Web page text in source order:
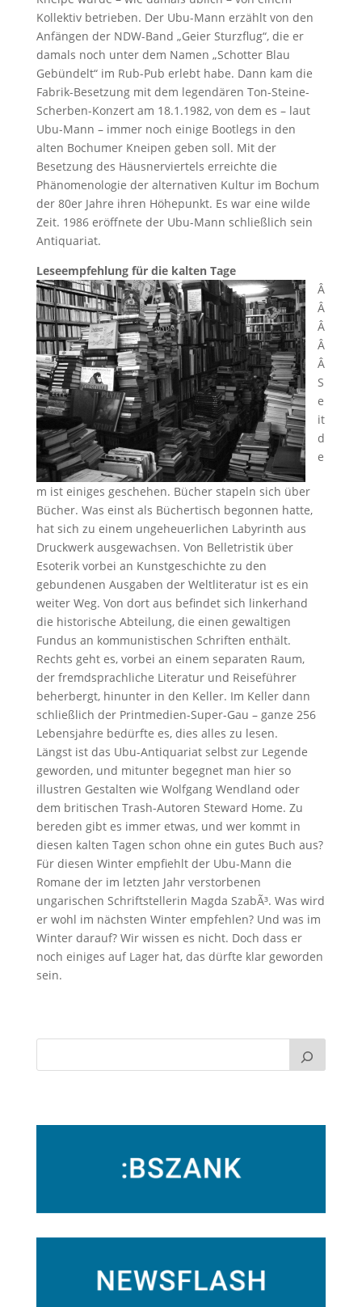
Kollektiv betrieben. Der Ubu-Mann erzählt von den
Anfängen der NDW-Band „Geier Sturzflug“, die er
damals noch unter dem Namen „Schotter Blau
Gebündelt“ im Rub-Pub erlebt habe. Dann kam die
Fabrik-Besetzung mit dem legendären Ton-Steine-
Scherben-Konzert am 18.1.1982, von dem es – laut
Ubu-Mann – immer noch einige Bootlegs in den
alten Bochumer Kneipen geben soll. Mit der
Besetzung des Häusnerviertels erreichte die
Phänomenologie der alternativen Kultur im Bochum
der 80er Jahre ihren Höhepunkt. Es war eine wilde
Zeit. 1986 eröffnete der Ubu-Mann schließlich sein
Antiquariat.
Leseempfehlung für die kalten Tage
Â
Â
Â
Â
Â
S
e
it
d
e
m ist einiges geschehen. Bücher stapeln sich über
Bücher. Was einst als Büchertisch begonnen hatte,
hat sich zu einem ungeheuerlichen Labyrinth aus
Druckwerk ausgewachsen. Von Belletristik über
Esoterik vorbei an Kunstgeschichte zu den
gebundenen Ausgaben der Weltliteratur ist es ein
weiter Weg. Von dort aus befindet sich linkerhand
die historische Abteilung, die einen gewaltigen
Fundus an kommunistischen Schriften enthält.
Rechts geht es, vorbei an einem separaten Raum,
der fremdsprachliche Literatur und Reiseführer
beherbergt, hinunter in den Keller. Im Keller dann
schließlich der Printmedien-Super-Gau – ganze 256
Lebensjahre bedürfte es, dies alles zu lesen.
Längst ist das Ubu-Antiquariat selbst zur Legende
geworden, und mitunter begegnet man hier so
illustren Gestalten wie Wolfgang Wendland oder
dem britischen Trash-Autoren Steward Home. Zu
bereden gibt es immer etwas, und wer kommt in
diesen kalten Tagen schon ohne ein gutes Buch aus?
Für diesen Winter empfiehlt der Ubu-Mann die
Romane der im letzten Jahr verstorbenen
ungarischen Schriftstellerin Magda SzabÃ³. Was wird
er wohl im nächsten Winter empfehlen? Und was im
Winter darauf? Wir wissen es nicht. Doch dass er
noch einiges auf Lager hat, das dürfte klar geworden
sein.